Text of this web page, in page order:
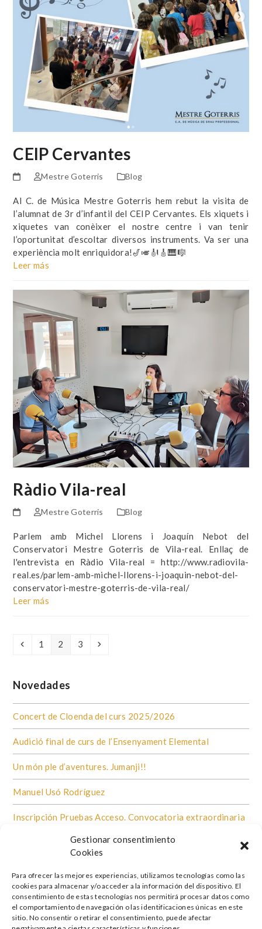
Gestionar consentimiento
Cookies
Para ofrecer las mejores experiencias, utilizamos tecnologías como las
cookies para almacenar y/o acceder a la información del dispositivo. El
consentimiento de estas tecnologías nos permitirá procesar datos como
el comportamiento de navegación o las identificaciones únicas en este
sitio. No consentir o retirar el consentimiento, puede afectar
CEIP Cervantes
Mestre Goterris Blog
Al C. de Música Mestre Goterris hem rebut la visita de
l’alumnat de 3r d’infantil del CEIP Cervantes. Els xiquets i
xiquetes van conèixer el nostre centre i van tenir
l’oportunitat d’escoltar diversos instruments. Va ser una
experiència molt enriquidora!🎷🎺🎻🎸🎹🎼
Leer más
Ràdio Vila-real
Mestre Goterris Blog
Parlem amb Michel Llorens i Joaquín Nebot del
Conservatori Mestre Goterris de Vila-real. Enllaç de
l'entrevista en Ràdio Vila-real = http://www.radiovila-
real.es/parlem-amb-michel-llorens-i-joaquin-nebot-del-
conservatori-mestre-goterris-de-vila-real/
Leer más
Anterior
Page
1 Page
2 Page
3 Siguiente
Novedades
Concert de Cloenda del curs 2025/2026
Audició final de curs de l’Ensenyament Elemental
Un món ple d’aventures. Jumanji!!
Manuel Usó Rodríguez
Inscripción Pruebas Acceso. Convocatoria extraordinaria
Matrícula abierta 26/27
Apartados Destacados
Evaluaciones 25/26